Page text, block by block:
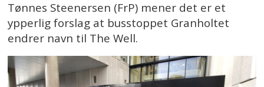
Tønnes Steenersen (FrP) mener det er et
ypperlig forslag at busstoppet Granholtet
endrer navn til The Well.